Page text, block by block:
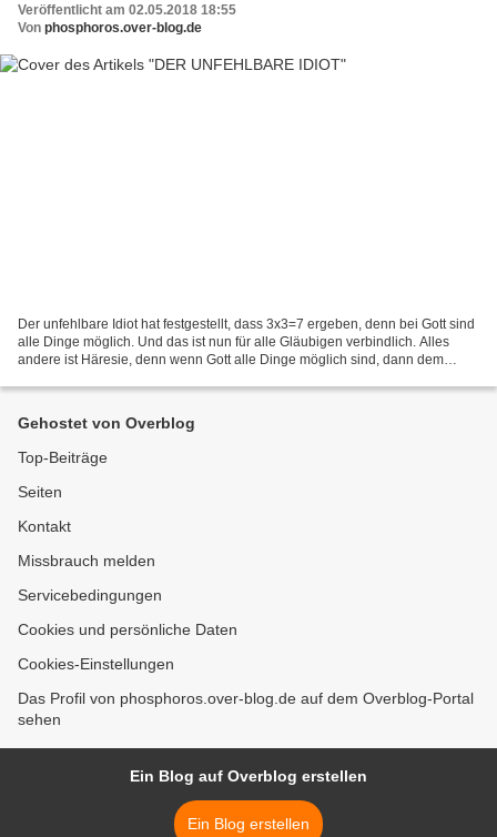
Veröffentlicht am 02.05.2018 18:55
Von phosphoros.over-blog.de
Der unfehlbare Idiot hat festgestellt, dass 3x3=7 ergeben, denn bei Gott sind
alle Dinge möglich. Und das ist nun für alle Gläubigen verbindlich. Alles
andere ist Häresie, denn wenn Gott alle Dinge möglich sind, dann dem
Gehostet von Overblog
Top-Beiträge
Seiten
Kontakt
Missbrauch melden
Servicebedingungen
Cookies und persönliche Daten
Cookies-Einstellungen
Das Profil von phosphoros.over-blog.de auf dem Overblog-Portal
sehen
Ein Blog auf Overblog erstellen
Ein Blog erstellen